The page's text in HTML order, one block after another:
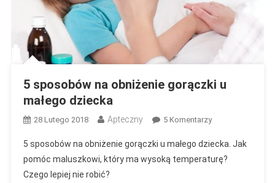
5 sposobów na obniżenie gorączki u
małego dziecka
28 Lutego 2018 Apteczny 5 KomentarzyDo
Sposobów
Na
5 sposobów na obniżenie gorączki u małego dziecka. Jak
pomóc maluszkowi, który ma wysoką temperaturę?
Czego lepiej nie robić?